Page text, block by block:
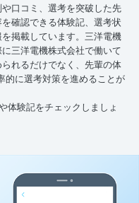
口コミ、選考を突破した先
確認できる体験記、選考状
掲載しています。三洋電機
三洋電機株式会社で働いて
れるだけでなく、先輩の体
的に選考対策を進めることが
体験記をチェックしましょ